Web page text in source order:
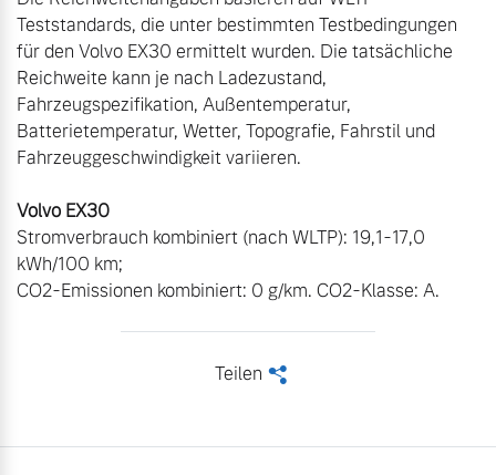
Teststandards, die unter bestimmten Testbedingungen
für den Volvo EX30 ermittelt wurden. Die tatsächliche
Reichweite kann je nach Ladezustand,
Fahrzeugspezifikation, Außentemperatur,
Batterietemperatur, Wetter, Topografie, Fahrstil und
Fahrzeuggeschwindigkeit variieren.
Stromverbrauch kombiniert (nach WLTP): 19,1-17,0
kWh/100 km;
CO2-Emissionen kombiniert: 0 g/km. CO2-Klasse: A.
Teilen <